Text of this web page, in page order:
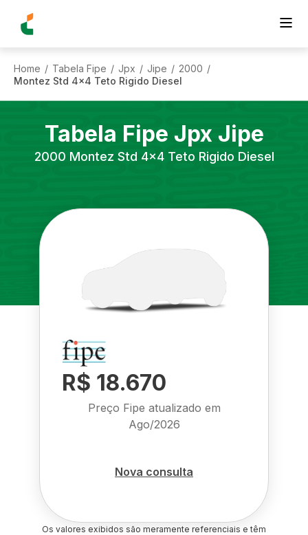
Home / Tabela Fipe / Jpx / Jipe / 2000 /
Montez Std 4x4 Teto Rigido Diesel
Tabela Fipe Jpx Jipe
2000 Montez Std 4x4 Teto Rigido Diesel
R$ 18.670
Preço Fipe atualizado em
Ago/2026
Nova consulta
Os valores exibidos são meramente referenciais e têm